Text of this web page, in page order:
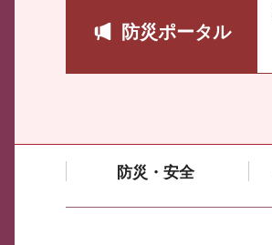
防災ポータル
防災・安全